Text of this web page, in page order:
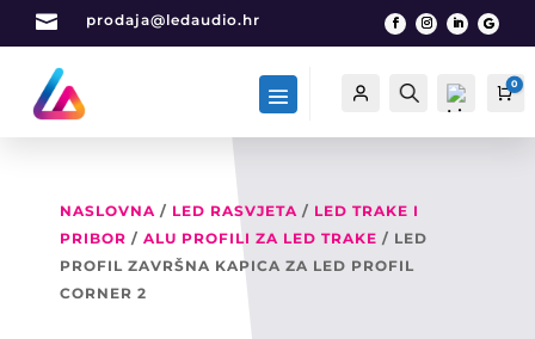
 prodaja@ledaudio.hr
Račun Traži 0
NASLOVNA/ LED RASVJETA/ LED TRAKE I
PRIBOR / ALU PROFILI ZA LED TRAKE / LED
PROFIL ZAVRŠNA KAPICA ZA LED PROFIL
CORNER 2